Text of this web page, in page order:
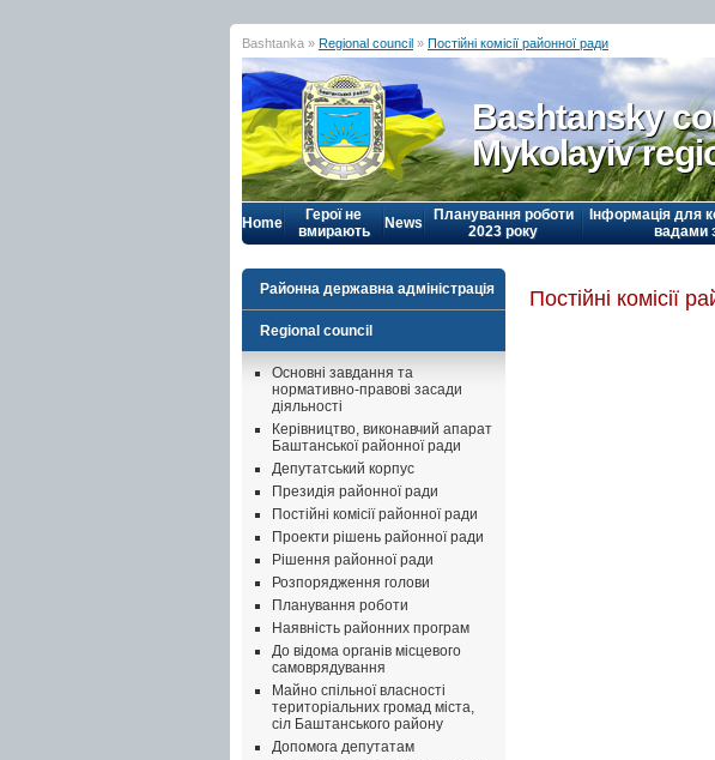
Bashtanka » Regional council » Постійні комісії районної ради
Bashtansky
Mykolayiv
Home
Герої не
вмирають
News
Планування роботи
2023 року
Інформація для
вадами
Районна державна адміністрація
Regional council
Основні завдання та
нормативно-правові засади
діяльності
Керівництво, виконавчий апарат
Баштанської районної ради
Депутатський корпус
Президія районної ради
Постійні комісії районної ради
Проекти рішень районної ради
Рішення районної ради
Розпорядження голови
Планування роботи
Наявність районних програм
До відома органів місцевого
самоврядування
Майно спільної власності
територіальних громад міста,
сіл Баштанського району
Допомога депутатам
Постійні комісії